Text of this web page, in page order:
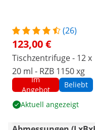
(26)
123,00 €
Tischzentrifuge - 12 x
20 ml - RZB 1150 xg
Im
Angebot
Beliebt
Aktuell angezeigt